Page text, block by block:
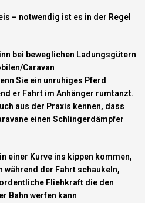
– notwendig ist es in der Regel
bei beweglichen Ladungsgütern
Caravan
Sie ein unruhiges Pferd
er Fahrt im Anhänger rumtanzt.
aus der Praxis kennen, dass
einen Schlingerdämpfer
einer Kurve ins kippen kommen,
während der Fahrt schaukeln,
Fliehkraft die den
Bahn werfen kann